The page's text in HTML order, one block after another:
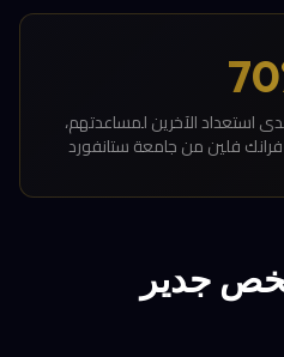
استعداد الآخرين لمساعدتهم،
فرانك فلين من جامعة ستانفورد
جدير